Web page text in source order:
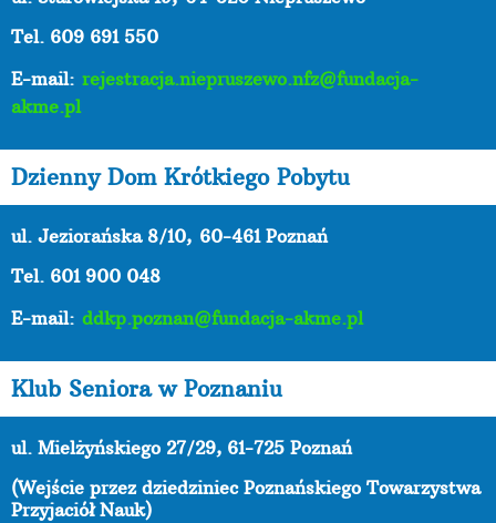
Tel. 609 691 550
E-mail: rejestracja.niepruszewo.nfz@fundacja-
akme.pl
Dzienny Dom Krótkiego Pobytu
ul. Jeziorańska 8/10, 60-461 Poznań
Tel. 601 900 048
E-mail: ddkp.poznan@fundacja-akme.pl
Klub Seniora w Poznaniu
ul. Mielżyńskiego 27/29, 61-725 Poznań
(Wejście przez dziedziniec Poznańskiego Towarzystwa
Przyjaciół Nauk)